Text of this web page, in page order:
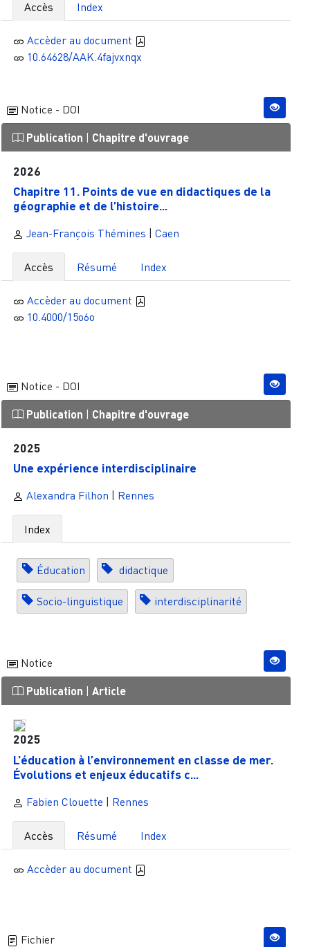
Accès Index
Accèder au document
10.64628/AAK.4fajvxnqx
Notice - DOI
Publication | Chapitre d'ouvrage
2026
Chapitre 11. Points de vue en didactiques de la
géographie et de l’histoire...
Jean-François Thémines Caen
Accès Résumé Index
Accèder au document
10.4000/15o6o
Notice - DOI
Publication | Chapitre d'ouvrage
2025
Une expérience interdisciplinaire
Alexandra Filhon Rennes
Index
Éducation didactique
Socio-linguistique interdisciplinarité
Notice
Publication | Article
2025
L’éducation à l’environnement en classe de mer.
Évolutions et enjeux éducatifs c...
Fabien Clouette | Rennes
Accès Résumé Index
Accèder au document
Fichier